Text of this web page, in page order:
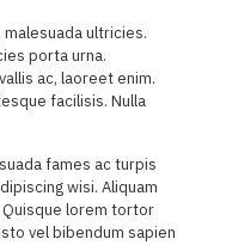
ultricies.
porta urna.
ac, laoreet enim.
facilisis. Nulla
fames ac turpis
wisi. Aliquam
lorem tortor
vel bibendum sapien